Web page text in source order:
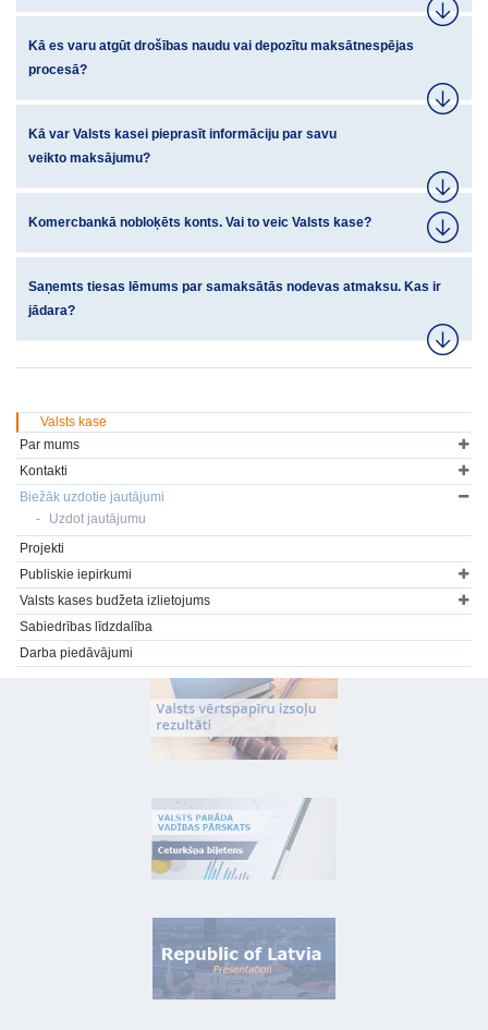
Kā es varu atgūt drošības naudu vai depozītu maksātnespējas
procesā?
Kā var Valsts kasei pieprasīt informāciju par savu
veikto maksājumu?
Komercbankā nobloķēts konts. Vai to veic Valsts kase?
Saņemts tiesas lēmums par samaksātās nodevas atmaksu. Kas ir
jādara?
Valsts kase
Par mums
Kontakti
Biežāk uzdotie jautājumi
Uzdot jautājumu
Projekti
Publiskie iepirkumi
Valsts kases budžeta izlietojums
Sabiedrības līdzdalība
Darba piedāvājumi